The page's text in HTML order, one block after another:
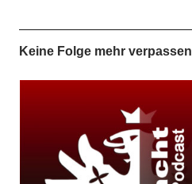
Keine Folge mehr verpassen